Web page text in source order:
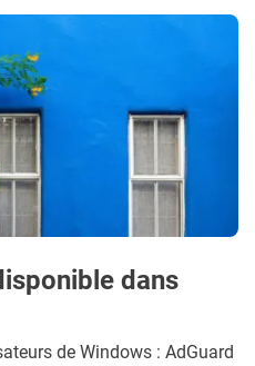
dans
de Windows : AdGuard